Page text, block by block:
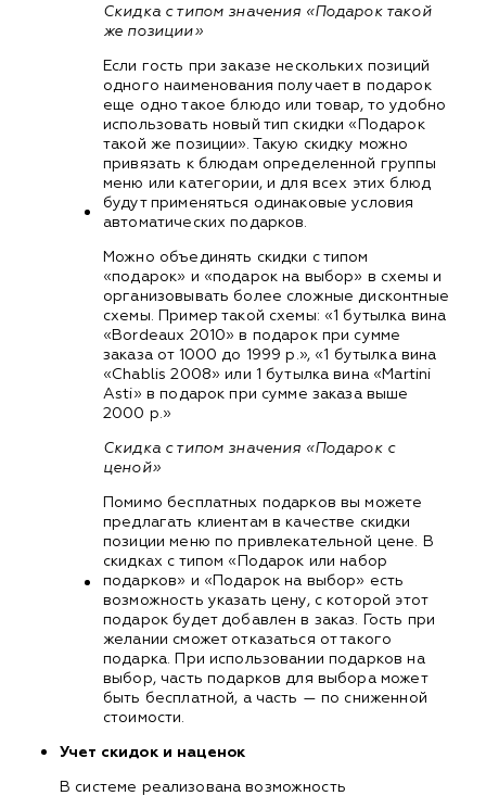
Скидка с типом значения «Подарок такой
же позиции»
Если гость при заказе нескольких позиций
одного наименования получает в подарок
еще одно такое блюдо или товар, то удобно
использовать новый тип скидки «Подарок
такой же позиции». Такую скидку можно
привязать к блюдам определенной группы
меню или категории, и для всех этих блюд
будут применяться одинаковые условия
автоматических подарков.
Можно объединять скидки с типом
«подарок» и «подарок на выбор» в схемы и
организовывать более сложные дисконтные
схемы. Пример такой схемы: «1 бутылка вина
«Bordeaux 2010» в подарок при сумме
заказа от 1000 до 1999 р.», «1 бутылка вина
«Chablis 2008» или 1 бутылка вина «Martini
Asti» в подарок при сумме заказа выше
2000 р.»
Скидка с типом значения «Подарок с
ценой»
Помимо бесплатных подарков вы можете
предлагать клиентам в качестве скидки
позиции меню по привлекательной цене. В
скидках с типом «Подарок или набор
подарков» и «Подарок на выбор» есть
возможность указать цену, с которой этот
подарок будет добавлен в заказ. Гость при
желании сможет отказаться от такого
подарка. При использовании подарков на
выбор, часть подарков для выбора может
быть бесплатной, а часть — по сниженной
стоимости.
Учет скидок и наценок
В системе реализована возможность